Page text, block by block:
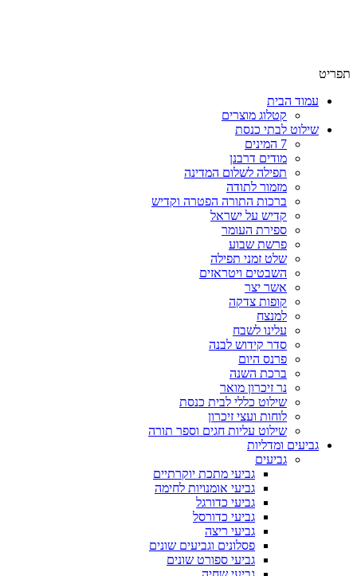
תפריט
עמוד הבית
קטלוג מוצרים
שילוט לבתי כנסת
7 המינים
מודים דרבנן
תפילה לשלום המדינה
מזמור לתודה
ברכות התורה הפטרה וקדיש
קדיש על ישראל
ספירת העומר
פרשת שבוע
שלט זמני תפילה
השבטים ויטראזים
אשר יצר
קופות צדקה
למנצח
עלינו לשבח
סדר קידוש לבנה
פרנס היום
ברכת השנה
נר זיכרון מואר
שילוט כללי לבית כנסת
לוחות ועצי זיכרון
שילוט עליות חגים וספר תורה
גביעים ומדליות
גביעים
גביעי מתכת יוקרתיים
גביעי אומנויות לחימה
גביעי כדורגל
גביעי כדורסל
גביעי ריצה
פסלונים וגביעים שונים
גביעי ספורט שונים